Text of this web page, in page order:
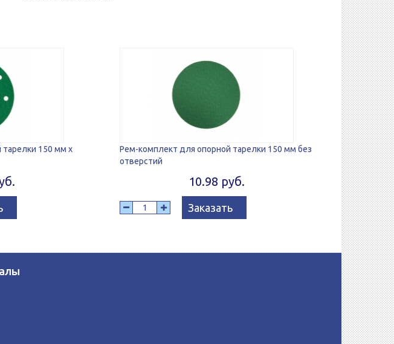
150 мм x
Рем-комплект для опорной тарелки 150 мм без
отверстий
10.98 руб.
Заказать